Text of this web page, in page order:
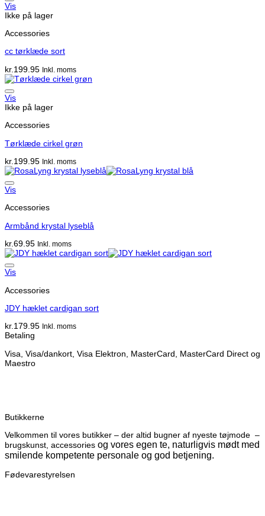
Vis
Ikke på lager
Accessories
cc tørklæde sort
kr. 199.95 Inkl. moms
Vis
Ikke på lager
Accessories
Tørklæde cirkel grøn
kr. 199.95 Inkl. moms
Vis
Accessories
Armbånd krystal lyseblå
kr.69.95 Inkl. moms
Vis
Accessories
JDY hæklet cardigan sort
kr.179.95 Inkl. moms
Betaling
Visa, Visa/dankort, Visa Elektron, MasterCard, MasterCard Direct og
Maestro
Butikkerne
Velkommen til vores butikker – der altid bugner af nyeste tøjmode –
brugskunst, accessories og vores egen te, naturligvis mødt med
smilende kompetente personale og god betjening.
Fødevarestyrelsen